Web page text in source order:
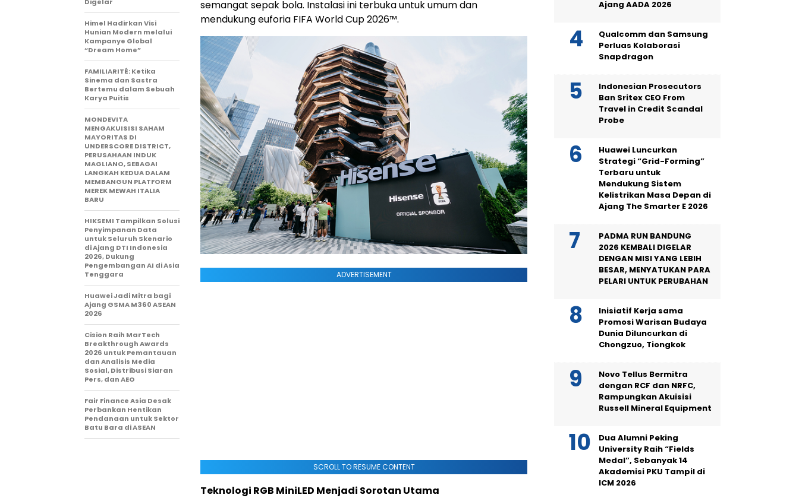
semangat sepak bola. Instalasi ini terbuka untuk umum dan
mendukung euforia FIFA World Cup 2026™.
ADVERTISEMENT
SCROLL TO RESUME CONTENT
Teknologi RGB MiniLED Menjadi Sorotan Utama
Himel Hadirkan Visi
Hunian Modern melalui
Kampanye Global
“Dream Home”
FAMILIARITÉ: Ketika
Sinema dan Sastra
Bertemu dalam Sebuah
Karya Puitis
MONDEVITA
MENGAKUISISI SAHAM
MAYORITAS DI
UNDERSCORE DISTRICT,
PERUSAHAAN INDUK
MAGLIANO, SEBAGAI
LANGKAH KEDUA DALAM
MEMBANGUN PLATFORM
MEREK MEWAH ITALIA
BARU
HIKSEMI Tampilkan Solusi
Penyimpanan Data
untuk Seluruh Skenario
di Ajang DTI Indonesia
2026, Dukung
Pengembangan AI di Asia
Tenggara
Huawei Jadi Mitra bagi
Ajang GSMA M360 ASEAN
2026
Cision Raih MarTech
Breakthrough Awards
2026 untuk Pemantauan
dan Analisis Media
Sosial, Distribusi Siaran
Pers, dan AEO
Fair Finance Asia Desak
Perbankan Hentikan
Pendanaan untuk Sektor
Batu Bara di ASEAN
Ajang AADA 2026
Qualcomm dan Samsung
Perluas Kolaborasi
Snapdragon
Indonesian Prosecutors
Ban Sritex CEO From
Travel in Credit Scandal
Probe
Huawei Luncurkan
Strategi “Grid-Forming”
Terbaru untuk
Mendukung Sistem
Kelistrikan Masa Depan di
Ajang The Smarter E 2026
PADMA RUN BANDUNG
2026 KEMBALI DIGELAR
DENGAN MISI YANG LEBIH
BESAR, MENYATUKAN PARA
PELARI UNTUK PERUBAHAN
Inisiatif Kerja sama
Promosi Warisan Budaya
Dunia Diluncurkan di
Chongzuo, Tiongkok
Novo Tellus Bermitra
dengan RCF dan NRFC,
Rampungkan Akuisisi
Russell Mineral Equipment
Dua Alumni Peking
University Raih “Fields
Medal”, Sebanyak 14
Akademisi PKU Tampil di
ICM 2026